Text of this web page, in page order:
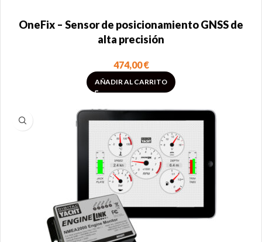
OneFix – Sensor de posicionamiento GNSS de
alta precisión
474,00€
AÑADIR AL CARRITO